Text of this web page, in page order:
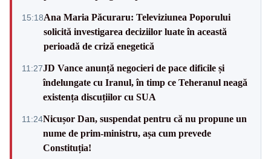
15:18Ana Maria Păcuraru: Televiziunea Poporului
solicită investigarea deciziilor luate în această
perioadă de criză enegetică
11:27JD Vance anunță negocieri de pace dificile și
îndelungate cu Iranul, în timp ce Teheranul neagă
existența discuțiilor cu SUA
11:24Nicușor Dan, suspendat pentru că nu propune un
nume de prim-ministru, așa cum prevede
Constituția!